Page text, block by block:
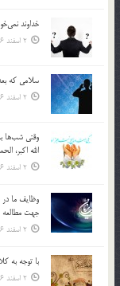
خداوند
2 اسفند 96
سلامي كه بعد از اتمام
2 اسفند 96
وقتي شب‌ها
الله اكبر،
2 اسفند 96
وظايف ما
جهت مطالعه
2 اسفند 96
با توجه به
2 اسفند 96